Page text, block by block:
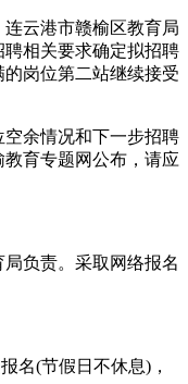
云港市赣榆区教育局
相关要求确定拟招聘
岗位第二站继续接受
余情况和下一步招聘
育专题网公布，请应
负责。采取网络报名
名(节假日不休息)，